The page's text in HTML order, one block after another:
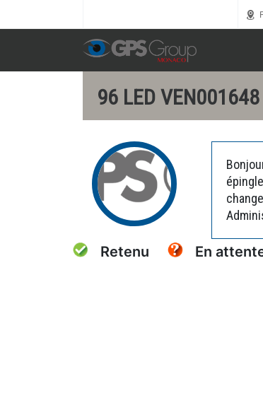
96 LED VEN001648
Retenu En